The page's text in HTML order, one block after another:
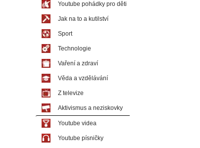
Youtube pohádky pro děti
Jak na to a kutilství
Sport
Technologie
Vaření a zdraví
Věda a vzdělávání
Z televize
Aktivismus a neziskovky
Youtube videa
Youtube písničky